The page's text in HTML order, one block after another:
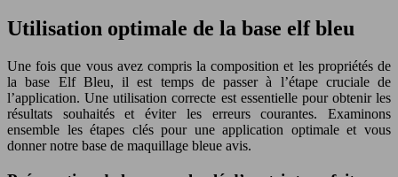
Utilisation optimale de la base elf bleu
Une fois que vous avez compris la composition et les propriétés de
la base Elf Bleu, il est temps de passer à l’étape cruciale de
l’application. Une utilisation correcte est essentielle pour obtenir les
résultats souhaités et éviter les erreurs courantes. Examinons
ensemble les étapes clés pour une application optimale et vous
donner notre base de maquillage bleue avis.